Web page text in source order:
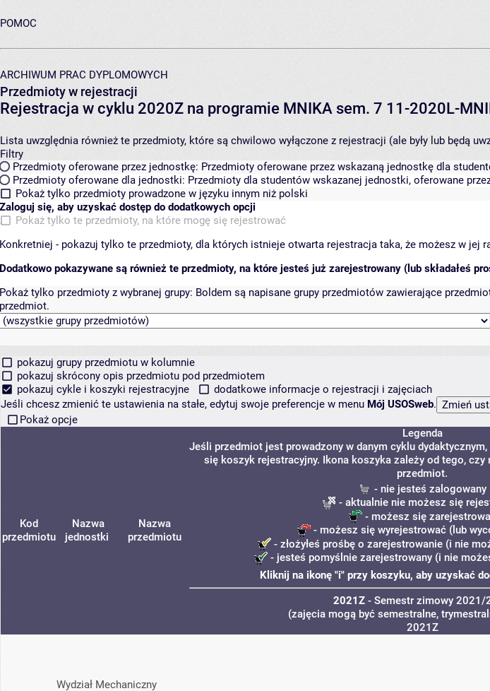
POMOC
ARCHIWUM PRAC DYPLOMOWYCH
Przedmioty w rejestracji
Rejestracja w cyklu 2020Z na programie MNIKA sem. 7 11-2020L-
Lista uwzględnia również te przedmioty, które są chwilowo wyłączone z rejestracji (ale były lub będą
Filtry
Przedmioty oferowane przez jednostkę: Przedmioty oferowane przez wskazaną jednostkę dla
Przedmioty oferowane dla jednostki: Przedmioty dla studentów wskazanej jednostki, oferowane
Pokaż tylko przedmioty prowadzone w języku innym niż polski
Zaloguj się, aby uzyskać dostęp do dodatkowych opcji
Pokaż tylko te przedmioty, na które mogę się rejestrować
Konkretniej - pokazuj tylko te przedmioty, dla których istnieje otwarta rejestracja taka, że możesz w jej
Dodatkowo pokazywane są również te przedmioty, na które jesteś już zarejestrowany (lub składałeś
Pokaż tylko przedmioty z wybranej grupy: Boldem są napisane grupy przedmiotów zawierające
przedmiot.
pokazuj grupy przedmiotu w kolumnie
pokazuj skrócony opis przedmiotu pod przedmiotem
pokazuj cykle i koszyki rejestracyjne
dodatkowe informacje o rejestracji i zajęciach
Jeśli chcesz zmienić te ustawienia na stałe, edytuj swoje preferencje w menu Mój USOSweb.
Pokaż opcje
Kod
przedmiotu
Nazwa
jednostki
Nazwa
przedmiotu
Legenda
Jeśli przedmiot jest prowadzony w danym cyklu
się koszyk rejestracyjny. Ikona koszyka zależy od tego,
przedmiot.
- nie jesteś zalogowany
- aktualnie nie możesz się
- możesz się
- możesz się wyrejestrować (lub
- złożyłeś prośbę o zarejestrowanie (i nie
- jesteś pomyślnie zarejestrowany (i nie
Kliknij na ikonę "i" przy koszyku, aby uzyskać
2021Z - Semestr zimowy 2021/
(zajęcia mogą być semestralne,
2021Z
Wydział Mechaniczny